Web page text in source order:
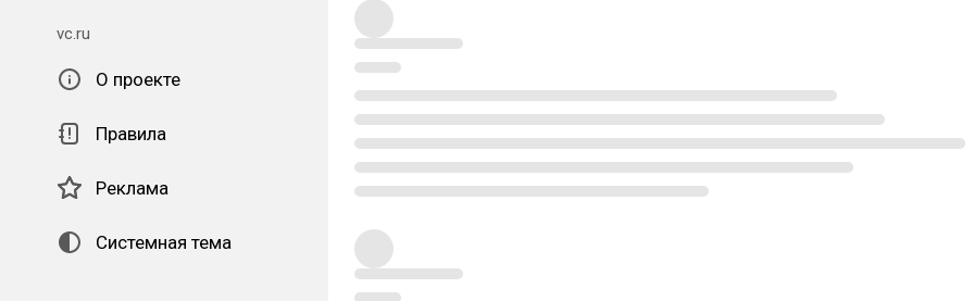
vc.ru
О проекте
Правила
Реклама
Системная тема